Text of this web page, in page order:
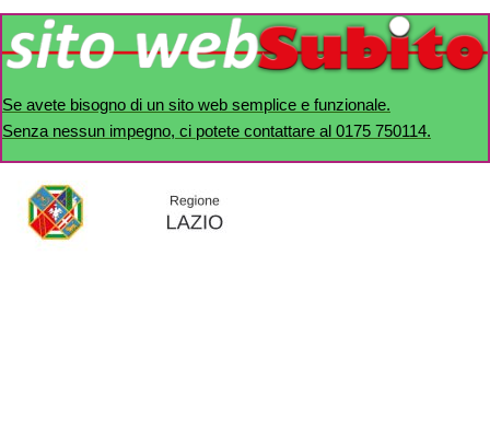
Se avete bisogno di un sito web semplice e funzionale.
Senza nessun impegno, ci potete contattare al 0175 750114.